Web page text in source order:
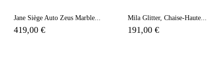
Jane Siège Auto Zeus Marble...
419,00 €
Mila Glitter, Chaise-Haute...
191,00 €